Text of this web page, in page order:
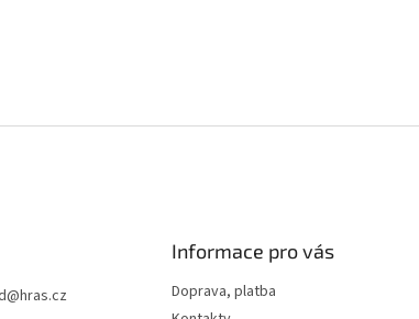
@hras.cz
Informace pro vás
Doprava, platba